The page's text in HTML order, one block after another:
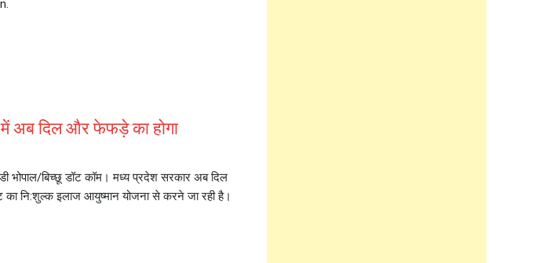
अब दिल और फेफड़े का होगा
भोपाल/बिच्छू डॉट कॉम। मध्य प्रदेश सरकार अब दिल
नि:शुल्क इलाज आयुष्मान योजना से करने जा रही है।